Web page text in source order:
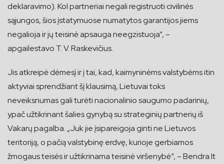
deklaravimo). Kol partneriai negali registruoti civilinės
sąjungos, šios įstatymuose numatytos garantijos jiems
negalioja ir jų teisinė apsauga neegzistuoja“, –
apgailestavo T. V. Raskevičius.
Jis atkreipė dėmesį ir į tai, kad, kaimyninėms valstybėms itin
aktyviai sprendžiant šį klausimą, Lietuvai toks
neveiksnumas gali turėti nacionalinio saugumo padarinių,
ypač užtikrinant šalies gynybą su strateginių partnerių iš
Vakarų pagalba. „Juk jie įsipareigoja ginti ne Lietuvos
teritoriją, o pačią valstybinę erdvę, kurioje gerbiamos
žmogaus teisės ir užtikrinama teisinė viršenybė“, – Bendra.lt